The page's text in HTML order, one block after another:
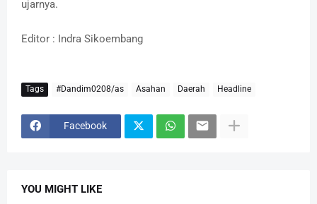
ujarnya.
Editor : Indra Sikoembang
Tags #Dandim0208/as Asahan Daerah Headline
Facebook
YOU MIGHT LIKE